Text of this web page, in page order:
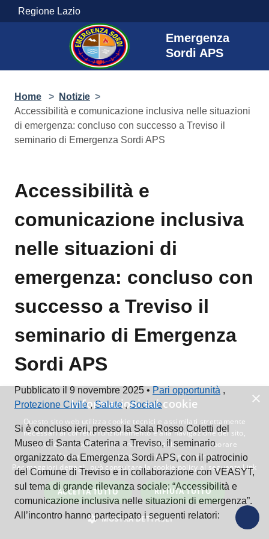
Salta al contenuto principale
Regione Lazio
Emergenza
Sordi APS
Home > Notizie >
Accessibilità e comunicazione inclusiva nelle situazioni
di emergenza: concluso con successo a Treviso il
seminario di Emergenza Sordi APS
Accessibilità e
comunicazione inclusiva
nelle situazioni di
emergenza: concluso con
successo a Treviso il
seminario di Emergenza
Sordi APS
Pubblicato il 9 novembre 2025 • Pari opportunità ,
Protezione Civile,Salute,Sociale
Si è concluso ieri, presso la Sala Rosso Coletti del
Museo di Santa Caterina a Treviso, il seminario
organizzato daEmergenza SordiAPS, con il patrocinio
delComune di Trevisoe in collaborazione conVEASYT,
sul tema di grande rilevanza sociale: “Accessibilità e
comunicazione inclusiva nelle situazioni di emergenza”.
All’incontro hanno partecipato i seguenti relatori:
×
Informazioni sui cookie
Questo sito web utilizza cookie tecnici e assimilati strettamente
necessari al corretto funzionamento e alla navigazione del sito,
nonché un cookie tecnico analitico al solo fine di elaborare
informazioni statistiche, aggregate e anonime.
Per maggiori dettagli, può consultare la cookie policy al seguenteLink
ACCETTA TUTTO RIFIUTA TUTTO
MOSTRA DETTAGLI